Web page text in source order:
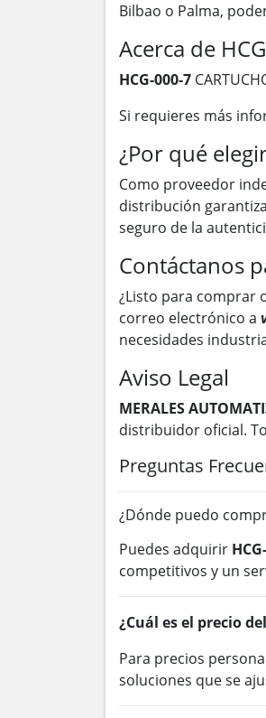
Bilbao o Palma,
Acerca de
HCG-000-7
Si requieres más
¿Por qué
Como proveedor
distribución
seguro de la
Contáctanos
¿Listo para comprar
correo electrónico a
necesidades
Aviso Legal
MERALES
distribuidor oficial.
Preguntas
¿Dónde puedo
Puedes adquirir
competitivos y un
¿Cuál es el precio
Para precios
soluciones que se